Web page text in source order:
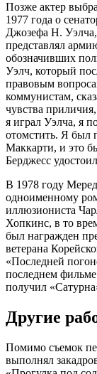
Позже актер
1977 года о
Джозефа Н. Уэлча,
представлял
обозначивших
Уэлч, который
правовым
коммунистам,
чувства
я играл Уэлча, я
отомстить. Я был
Маккарти, и это
Берджесс
В 1978 году
одноименному
иллюзиониста
Хопкинс, в то
был награжден
ветерана
«Последней
последнем
получил
Другие
Помимо съемок
выполнял